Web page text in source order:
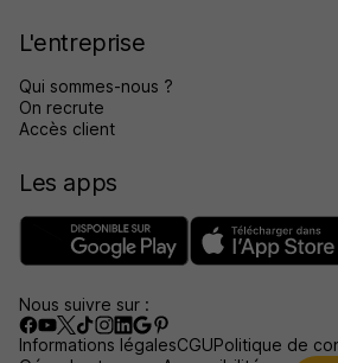
L'entreprise
Qui sommes-nous ?
On recrute
Accès client
Les apps
Nous suivre sur :
Informations légalesCGUPolitique de